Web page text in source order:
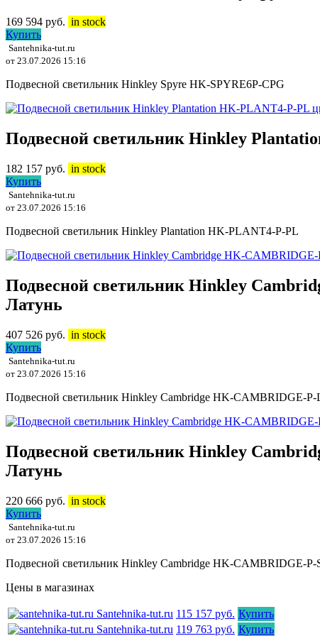
169 594 руб. in stock
Купить
Santehnika-tut.ru
от 23.07.2026 15:16
Подвесной светильник Hinkley Spyre HK-SPYRE6P-CPG
Подвесной светильник Hinkley
182 157 руб. in stock
Купить
Santehnika-tut.ru
от 23.07.2026 15:16
Подвесной светильник Hinkley Plantation HK-PLANT4-P-PL
Подвесной светильник Hinkley
Латунь
407 526 руб. in stock
Купить
Santehnika-tut.ru
от 23.07.2026 15:16
Подвесной светильник Hinkley Cambridge HK-CAMBRIDGE-P-
Подвесной светильник Hinkley
Латунь
220 666 руб. in stock
Купить
Santehnika-tut.ru
от 23.07.2026 15:16
Подвесной светильник Hinkley Cambridge HK-CAMBRIDGE-P-
Цены в магазинах
Santehnika-tut.ru 115 157 руб. Купить
Santehnika-tut.ru 119 763 руб. Купить